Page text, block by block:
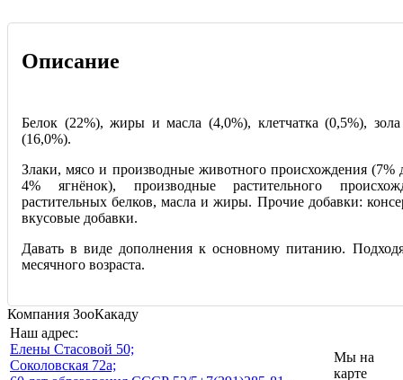
Описание
Белок (22%), жиры и масла (4,0%), клетчатка (0,5%),
(16,0%).
Злаки, мясо и производные животного происхождения (7%
4% ягнёнок), производные растительного
растительных белков, масла и жиры. Прочие добавки:
вкусовые добавки.
Давать в виде дополнения к основному питанию.
месячного возраста.
Компания ЗооКакаду
Наш адрес:
Eлены Стасовой 50;
Соколовская 72а;
Мы на
карте